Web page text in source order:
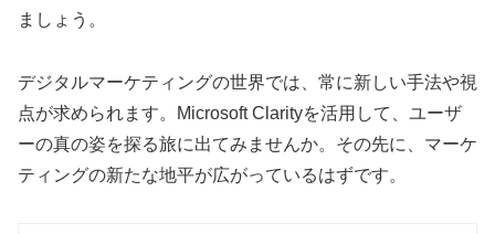
ましょう。
デジタルマーケティングの世界では、常に新しい手法や視
点が求められます。Microsoft Clarityを活用して、ユーザ
ーの真の姿を探る旅に出てみませんか。その先に、マーケ
ティングの新たな地平が広がっているはずです。